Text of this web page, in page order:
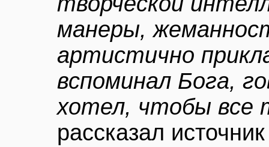
манеры,
артистично
вспоминал Бога,
хотел, чтобы все
рассказал